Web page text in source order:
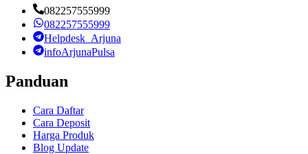
082257555999
082257555999
Helpdesk_Arjuna
infoArjunaPulsa
Panduan
Cara Daftar
Cara Deposit
Harga Produk
Blog Update